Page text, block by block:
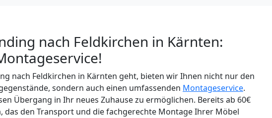
nach Feldkirchen in Kärnten:
nach Feldkirchen in Kärnten geht, bieten wir Ihnen nicht nur den
sondern auch einen umfassenden Montageservice.
Übergang in Ihr neues Zuhause zu ermöglichen. Bereits ab 60€
das den Transport und die fachgerechte Montage Ihrer Möbel